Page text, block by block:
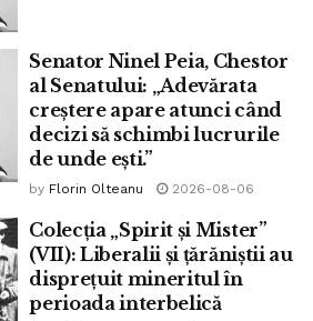
Senator Ninel Peia, Chestor
al Senatului: „Adevărata
creștere apare atunci când
decizi să schimbi lucrurile
de unde ești.”
by Florin Olteanu 2026-08-06
Colecția „Spirit și Mister”
(VII): Liberalii și țărăniștii au
disprețuit mineritul în
perioada interbelică